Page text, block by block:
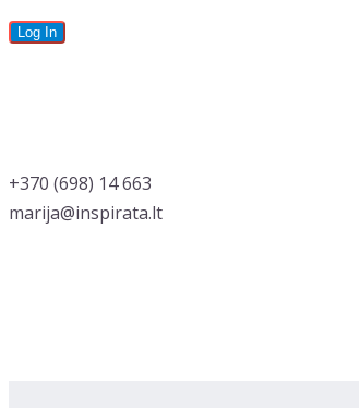
‭+370 (698) 14 663
marija@inspirata.lt